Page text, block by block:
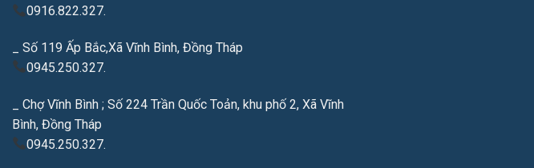
0916.822.327.
_ Số 119 Ấp Bắc,Xã Vĩnh Bình, Đồng Tháp
0945.250.327.
_ Chợ Vĩnh Bình ; Số 224 Trần Quốc Toản, khu phố 2, Xã Vĩnh
Bình, Đồng Tháp
0945.250.327.